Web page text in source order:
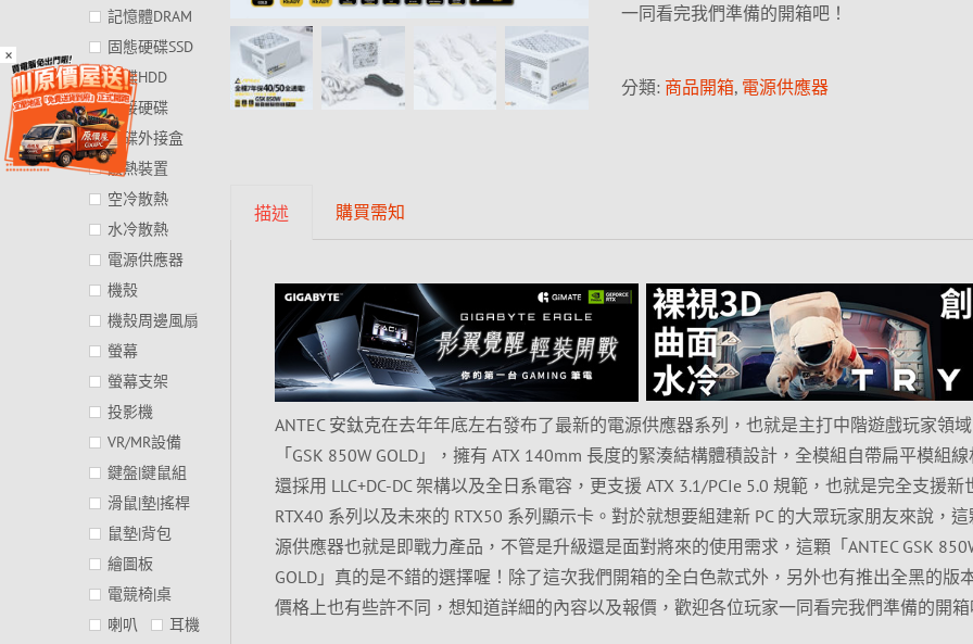
×
一同看完我們準備的開箱吧！
分類: 商品開箱, 電源供應器
描述 購買需知
ANTEC 安鈦克在去年年底左右發布了最新的電源供應器系列，也就是主打中階遊戲玩家領
「GSK 850W GOLD」，擁有 ATX 140mm 長度的緊湊結構體積設計，全模組自帶扁平模組
還採用 LLC+DC-DC 架構以及全日系電容，更支援 ATX 3.1/PCIe 5.0 規範，也就是完全支援新
RTX40 系列以及未來的 RTX50 系列顯示卡。對於就想要組建新 PC 的大眾玩家朋友來說，
源供應器也就是即戰力產品，不管是升級還是面對將來的使用需求，這顆「ANTEC GSK
GOLD」真的是不錯的選擇喔！除了這次我們開箱的全白色款式外，另外也有推出全黑的版
價格上也有些許不同，想知道詳細的內容以及報價，歡迎各位玩家一同看完我們準備的開
記憶體DRAM
固態硬碟SSD
硬碟HDD
外接硬碟
硬碟外接盒
散熱裝置
空冷散熱
水冷散熱
電源供應器
機殼
機殼周邊風扇
螢幕
螢幕支架
投影機
VR/MR設備
鍵盤|鍵鼠組
滑鼠|墊|搖桿
鼠墊|背包
繪圖板
電競椅|桌
喇叭
耳機